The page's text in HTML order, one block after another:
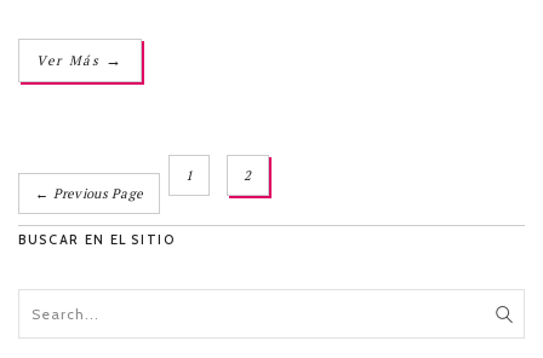
Ver Más →
← Previous Page
1 2
BUSCAR EN EL SITIO